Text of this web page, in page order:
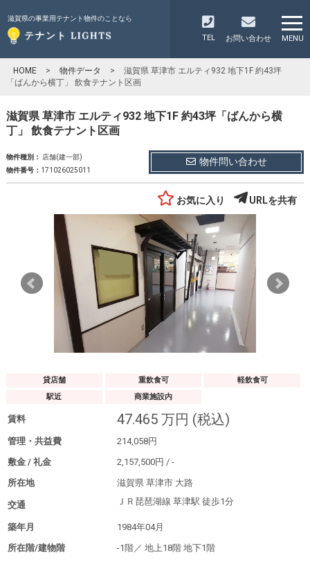
滋賀県の事業用テナント物件のことなら
TEL お問い合わせ MENU
HOME > 物件データ >
滋賀県 草津市 エルティ932 地下1F 約43坪
「ばんから横丁」 飲食テナント区画
滋賀県 草津市 エルティ932 地下1F 約43坪「ばんから横
丁」 飲食テナント区画
物件種別： 店舗(建一部)
物件番号： 171026025011
物件問い合わせ
お気に入り URLを共有
貸店舗 重飲食可
軽飲食可
駅近
商業施設内
賃料 47.465 万円 (税込)
管理・共益費 214,058円
敷金 / 礼金
2,157,500円 / -
所在地
滋賀県 草津市 大路
交通 ＪＲ琵琶湖線 草津駅 徒歩1分
築年月
1984年04月
所在階/建物階
-1階／ 地上18階 地下1階